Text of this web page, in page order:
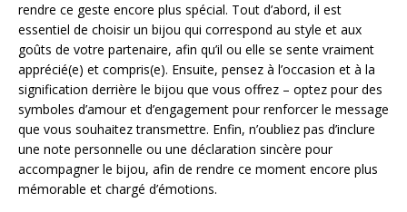
rendre ce geste encore plus spécial. Tout d’abord, il est
essentiel de choisir un bijou qui correspond au style et aux
goûts de votre partenaire, afin qu’il ou elle se sente vraiment
apprécié(e) et compris(e). Ensuite, pensez à l’occasion et à la
signification derrière le bijou que vous offrez – optez pour des
symboles d’amour et d’engagement pour renforcer le message
que vous souhaitez transmettre. Enfin, n’oubliez pas d’inclure
une note personnelle ou une déclaration sincère pour
accompagner le bijou, afin de rendre ce moment encore plus
mémorable et chargé d’émotions.